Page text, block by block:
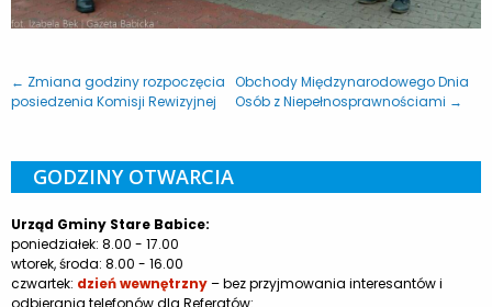
← Zmiana godziny rozpoczęcia
posiedzenia Komisji Rewizyjnej
Obchody Międzynarodowego Dnia
Osób z Niepełnosprawnościami →
GODZINY OTWARCIA
Urząd Gminy Stare Babice:
poniedziałek: 8.00 - 17.00
wtorek, środa: 8.00 - 16.00
czwartek: dzień wewnętrzny– bez przyjmowania interesantów i
odbierania telefonów dla Referatów: